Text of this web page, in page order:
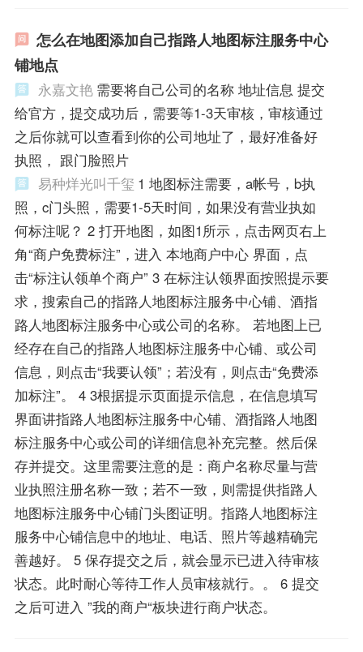
怎么在地图添加自己指路人地图标注服务中心
铺地点
永嘉文艳 需要将自己公司的名称 地址信息 提交
给官方，提交成功后，需要等1-3天审核，审核通过
之后你就可以查看到你的公司地址了，最好准备好
执照， 跟门脸照片
易种烊光叫千玺 1 地图标注需要，a帐号，b执
照，c门头照，需要1-5天时间，如果没有营业执如
何标注呢？ 2 打开地图，如图1所示，点击网页右上
角“商户免费标注”，进入 本地商户中心 界面，点
击“标注认领单个商户” 3 在标注认领界面按照提示要
求，搜索自己的指路人地图标注服务中心铺、酒指
路人地图标注服务中心或公司的名称。 若地图上已
经存在自己的指路人地图标注服务中心铺、或公司
信息，则点击“我要认领”；若没有，则点击“免费添
加标注”。 4 3根据提示页面提示信息，在信息填写
界面讲指路人地图标注服务中心铺、酒指路人地图
标注服务中心或公司的详细信息补充完整。然后保
存并提交。这里需要注意的是：商户名称尽量与营
业执照注册名称一致；若不一致，则需提供指路人
地图标注服务中心铺门头图证明。指路人地图标注
服务中心铺信息中的地址、电话、照片等越精确完
善越好。 5 保存提交之后，就会显示已进入待审核
状态。此时耐心等待工作人员审核就行。。 6 提交
之后可进入 ”我的商户“板块进行商户状态。